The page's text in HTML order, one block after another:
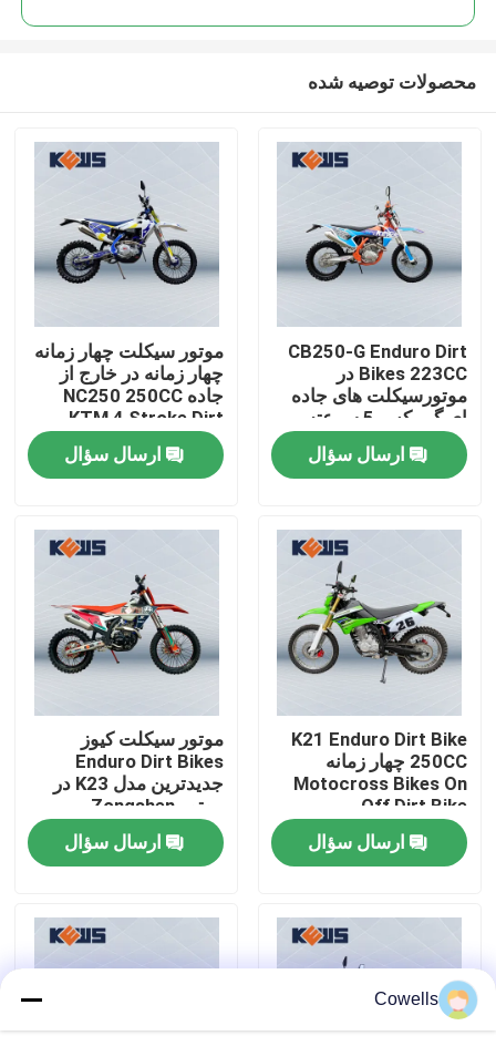
صفحه اصلی
محصولات
تور کارخانه
کنترل کیفیت
با ما تماس بگیرید
وبلاگ
موتور سیکلت اندرو دو زمانه
موتور سیکلت های رالی
محصولات توصیه شده
CB250-G Enduro Dirt
Bikes 223CC در
موتورسیکلت های جاده
ای گیربکس 5 سرعته
ارسال سؤال
موتور سیکلت چهار زمانه
چهار زمانه در خارج از
جاده NC250 250CC
KTM 4 Stroke Dirt
Bike
ارسال سؤال
K21 Enduro Dirt Bike
250CC چهار زمانه
Motocross Bikes On
Off Dirt Bike
ارسال سؤال
موتور سیکلت کیوز
Enduro Dirt Bikes
جدیدترین مدل K23 در
موتور Zongshen
NC300S
ارسال سؤال
Cowells